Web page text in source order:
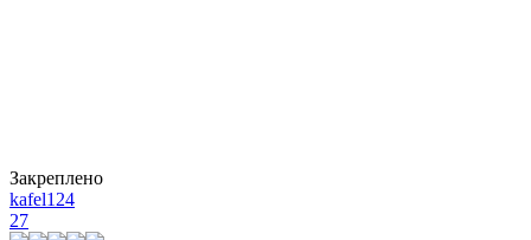
Закреплено
kafel124
27